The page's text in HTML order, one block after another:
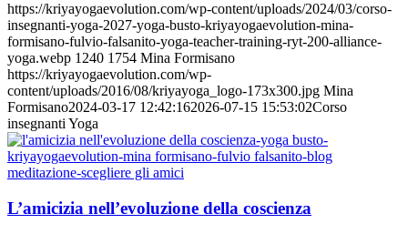
https://kriyayogaevolution.com/wp-content/uploads/2024/03/corso-
insegnanti-yoga-2027-yoga-busto-kriyayogaevolution-mina-
formisano-fulvio-falsanito-yoga-teacher-training-ryt-200-alliance-
yoga.webp 1240 1754 Mina Formisano
https://kriyayogaevolution.com/wp-
content/uploads/2016/08/kriyayoga_logo-173x300.jpg Mina
Formisano2024-03-17 12:42:162026-07-15 15:53:02Corso
insegnanti Yoga
L’amicizia nell’evoluzione della coscienza